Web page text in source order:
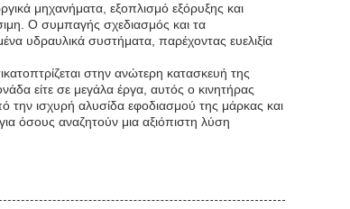
μηχανήματα, εξοπλισμό εξόρυξης και
Ο συμπαγής σχεδιασμός και τα
υδραυλικά συστήματα, παρέχοντας ευελιξία
στην ανώτερη κατασκευή της
είτε σε μεγάλα έργα, αυτός ο κινητήρας
την ισχυρή αλυσίδα εφοδιασμού της μάρκας και
όσους αναζητούν μια αξιόπιστη λύση